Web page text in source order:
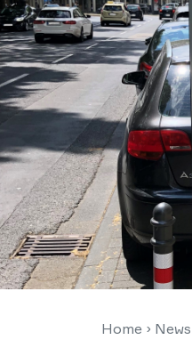
Home › News